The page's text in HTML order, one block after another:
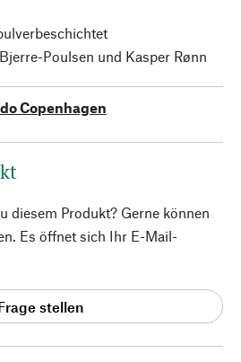
Poulsen und Kasper Rønn
Copenhagen
diesem Produkt? Gerne können
Es öffnet sich Ihr E-Mail-
stellen